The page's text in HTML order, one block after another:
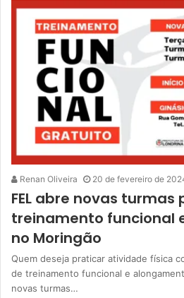
Renan Oliveira 20 de fevereiro de
FEL abre novas turmas
treinamento funcional
no Moringão
Quem deseja praticar atividade física
de treinamento funcional e
novas turmas…